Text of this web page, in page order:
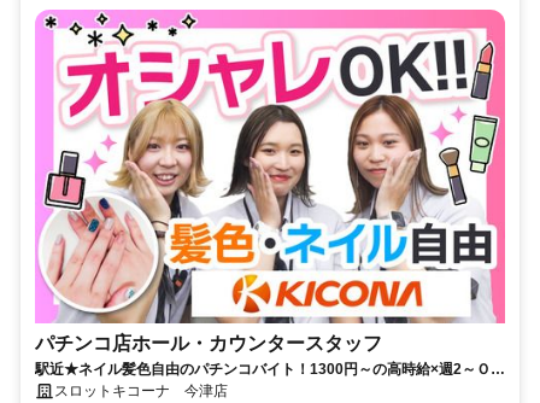
パチンコ店ホール・カウンタースタッフ
駅近★ネイル髪色自由のパチンコバイト！1300円～の高時給×週2～ＯＫ
の柔軟シフトで働きやすさ◎
スロットキコーナ 今津店